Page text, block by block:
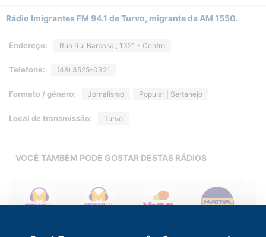
Rádio Imigrantes FM 94.1 de Turvo, migrante da AM 1550.
Endereço: Rua Rui Barbosa , 1321 - Centro
Telefone: (48) 3525-0321
Formato / gênero: Jornalismo Popular | Sertanejo
Local de transmissão: Turvo
VOCÊ TAMBÉM PODE GOSTAR DESTAS RÁDIOS